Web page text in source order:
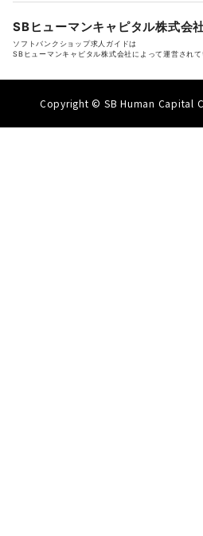
SBヒューマンキャピタル株式会
ソフトバンクショップ求人ガイドは
SBヒューマンキャピタル株式会社によって運営されて
Copyright © SB Human Capital